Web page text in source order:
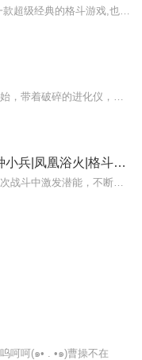
格斗兵王（全三册）特种小兵|凤凰浴火|格斗兵王
呵呵(๑• . •๑)曹操不在